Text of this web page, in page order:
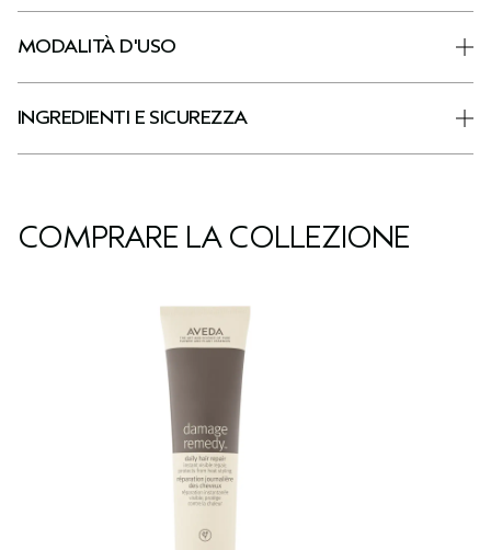
MODALITÀ D'USO
INGREDIENTI E SICUREZZA
COMPRARE LA COLLEZIONE